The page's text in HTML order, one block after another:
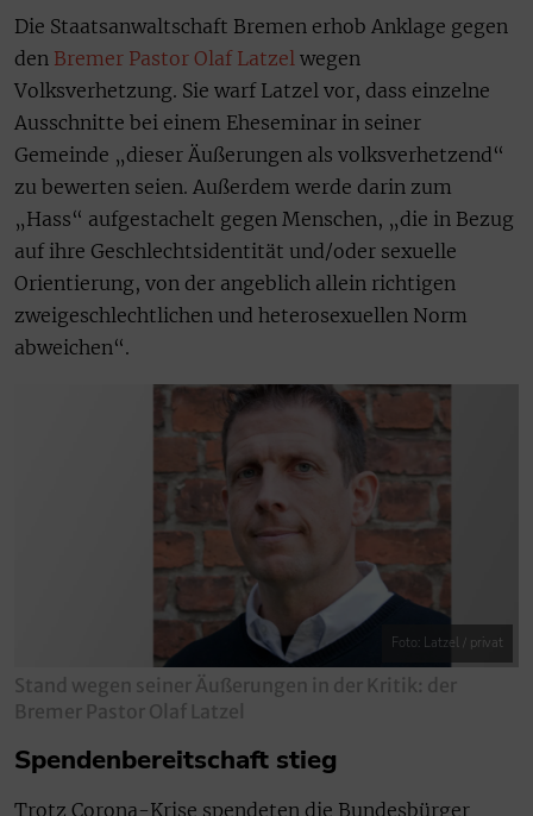
Die Staatsanwaltschaft Bremen erhob Anklage gegen
den Bremer Pastor Olaf Latzel wegen
Volksverhetzung. Sie warf Latzel vor, dass einzelne
Ausschnitte bei einem Eheseminar in seiner
Gemeinde „dieser Äußerungen als volksverhetzend“
zu bewerten seien. Außerdem werde darin zum
„Hass“ aufgestachelt gegen Menschen, „die in Bezug
auf ihre Geschlechtsidentität und/oder sexuelle
Orientierung, von der angeblich allein richtigen
zweigeschlechtlichen und heterosexuellen Norm
abweichen“.
Foto: Latzel / privat
Stand wegen seiner Äußerungen in der Kritik: der
Bremer Pastor Olaf Latzel
Spendenbereitschaft stieg
Trotz Corona-Krise spendeten die Bundesbürger